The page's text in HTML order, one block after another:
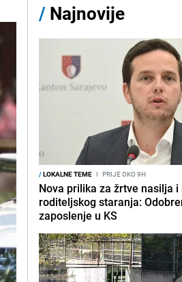
/ Najnovije
/LOKALNE TEME I PRIJE OKO 9H
Nova prilika za žrtve nasilja
roditeljskog staranja:
zaposlenje u KS